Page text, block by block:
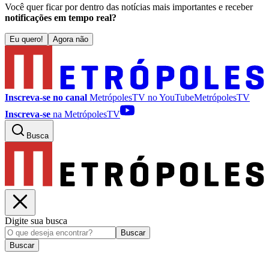
Você quer ficar por dentro das notícias mais importantes e receber
notificações em tempo real?
Eu quero! Agora não
Inscreva-se no canal MetrópolesTV noYouTubeMetrópolesTV
Inscreva-se na MetrópolesTV
Busca
Digite sua busca
Buscar
Buscar